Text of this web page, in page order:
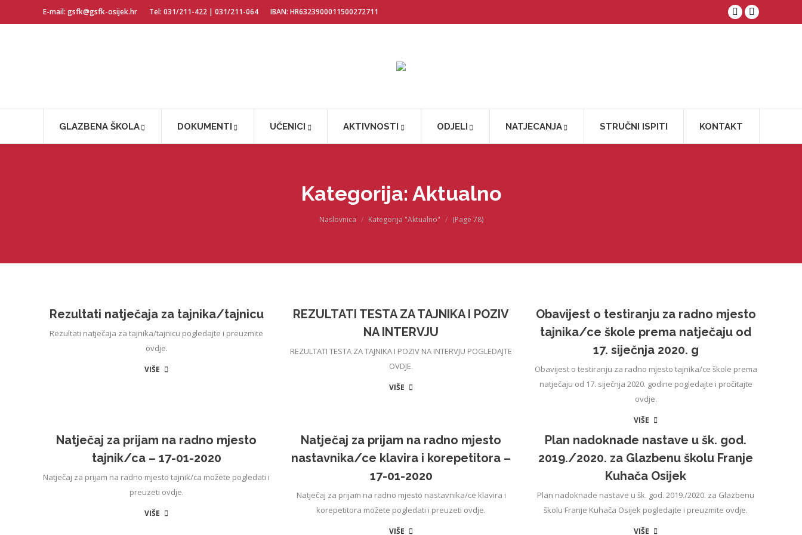
E-mail: gsfk@gsfk-osijek.hr Tel: 031/211-422 | 031/211-064 IBAN: HR6323900011500272711 Facebook
YouTube
GLAZBENA ŠKOLA DOKUMENTI UČENICI AKTIVNOSTI ODJELI NATJECANJA STRUČNI ISPITI KONTAKT
Kategorija: Aktualno
You are here:
Naslovnica Kategorija "Aktualno" (Page 78)
Rezultati natječaja za tajnika/tajnicu
Rezultati natječaja za tajnika/tajnicu pogledajte i preuzmite
ovdje.
VIŠE
REZULTATI TESTA ZA TAJNIKA I POZIV
NA INTERVJU
REZULTATI TESTA ZA TAJNIKA I POZIV NA INTERVJU POGLEDAJTE
OVDJE.
VIŠE
Obavijest o testiranju za radno mjesto
tajnika/ce škole prema natječaju od
17. siječnja 2020. g
Obavijest o testiranju za radno mjesto tajnika/ce škole prema
natječaju od 17. siječnja 2020. godine pogledajte i pročitajte
ovdje.
VIŠE
Natječaj za prijam na radno mjesto
tajnik/ca – 17-01-2020
Natječaj za prijam na radno mjesto tajnik/ca možete pogledati i
preuzeti ovdje.
VIŠE
Natječaj za prijam na radno mjesto
nastavnika/ce klavira i korepetitora –
17-01-2020
Natječaj za prijam na radno mjesto nastavnika/ce klavira i
korepetitora možete pogledati i preuzeti ovdje.
VIŠE
Plan nadoknade nastave u šk. god.
2019./2020. za Glazbenu školu Franje
Kuhača Osijek
Plan nadoknade nastave u šk. god. 2019./2020. za Glazbenu
školu Franje Kuhača Osijek pogledajte i preuzmite ovdje.
VIŠE